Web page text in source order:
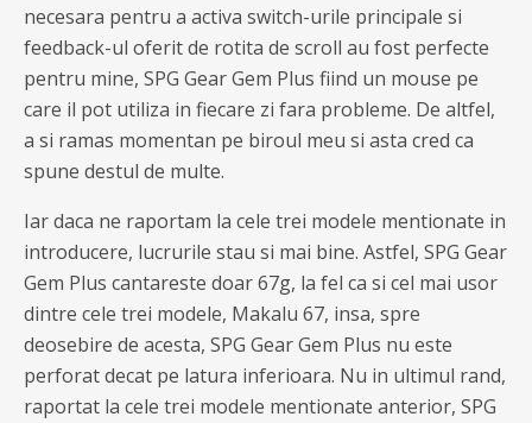
necesara pentru a activa switch-urile principale si
feedback-ul oferit de rotita de scroll au fost perfecte
pentru mine, SPG Gear Gem Plus fiind un mouse pe
care il pot utiliza in fiecare zi fara probleme. De altfel,
a si ramas momentan pe biroul meu si asta cred ca
spune destul de multe.
Iar daca ne raportam la cele trei modele mentionate in
introducere, lucrurile stau si mai bine. Astfel, SPG Gear
Gem Plus cantareste doar 67g, la fel ca si cel mai usor
dintre cele trei modele, Makalu 67, insa, spre
deosebire de acesta, SPG Gear Gem Plus nu este
perforat decat pe latura inferioara. Nu in ultimul rand,
raportat la cele trei modele mentionate anterior, SPG